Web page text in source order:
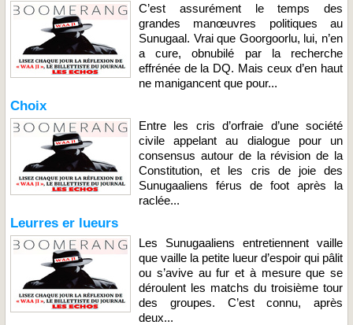
C’est assurément le temps des
grandes manœuvres politiques au
Sunugaal. Vrai que Goorgoorlu, lui, n’en
a cure, obnubilé par la recherche
effrénée de la DQ. Mais ceux d’en haut
ne manigancent que pour...
Choix
Entre les cris d’orfraie d’une société
civile appelant au dialogue pour un
consensus autour de la révision de la
Constitution, et les cris de joie des
Sunugaaliens férus de foot après la
raclée...
Leurres er lueurs
Les Sunugaaliens entretiennent vaille
que vaille la petite lueur d’espoir qui pâlit
ou s’avive au fur et à mesure que se
déroulent les matchs du troisième tour
des groupes. C’est connu, après
deux...